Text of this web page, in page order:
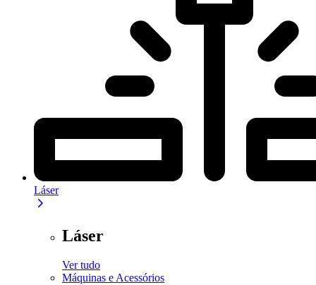
Láser
Láser
Ver tudo
Máquinas e Acessórios